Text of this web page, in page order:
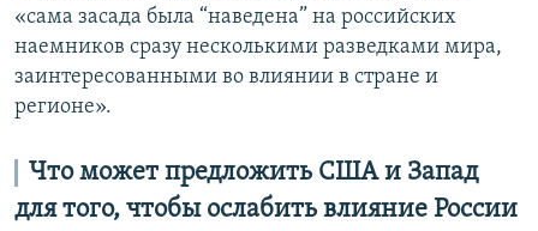
«сама засада была “наведена” на российских
наемников сразу несколькими разведками мира,
заинтересованными во влиянии в стране и
регионе».
Что может предложить США и Запад
для того, чтобы ослабить влияние России